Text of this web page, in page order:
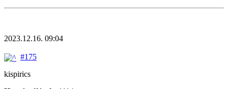
2023.12.16. 09:04
#175
kispirics